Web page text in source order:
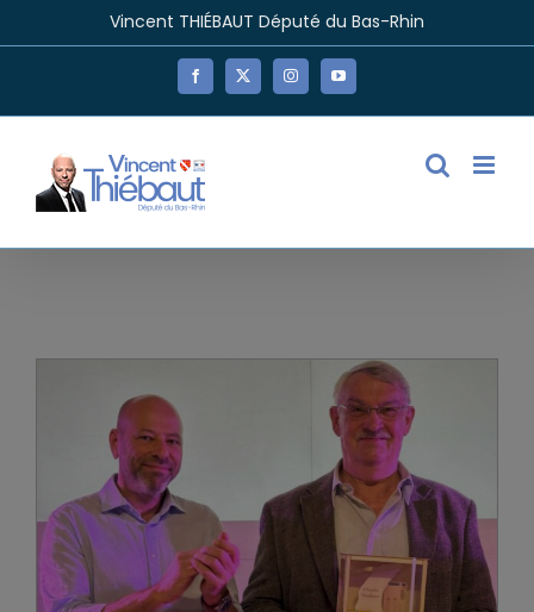
Vincent THIÉBAUT Député du Bas-Rhin
Facebook
X InstagramYouTube